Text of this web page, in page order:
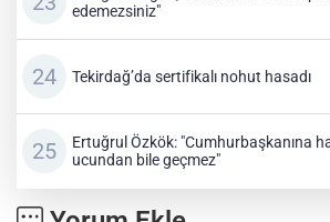
edemezsiniz"
Tekirdağ’da sertifikalı nohut hasadı
Ertuğrul Özkök: "Cumhurbaşkanına
ucundan bile geçmez"